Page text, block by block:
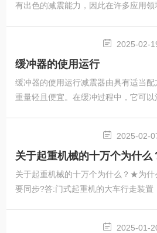
有出色的减震能力，因此在许多应用领
2025-02-
缓冲器的使用运行
缓冲器的使用运行减震器由具有适当
重量轻且便宜。在缓冲过程中，它可以
2025-02-
关于起重机械的十万个为什么
关于起重机械的十万个为什么？★为什
要同步?答:门式起重机的大车行走装置
2025-01-